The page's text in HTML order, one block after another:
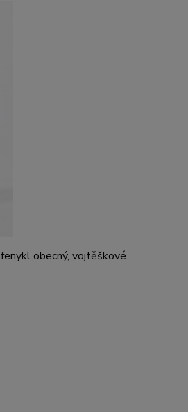
fenykl obecný, vojtěškové